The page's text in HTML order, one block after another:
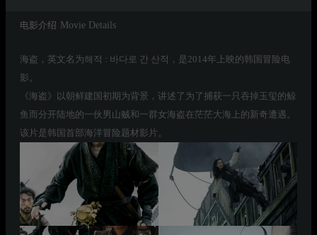
电影介绍 Movie Details
海盗，英文名为해적 : 바다로 간 산적，是2014年上映的韩国冒险电
影。
《海盗》以朝鲜建国初期为背景，讲述了为了捕获一只吞掉玉玺的鲸
鱼而分开陆地的一伙男山贼和一群女海盗在茫茫大海上的新奇遭遇。
该片是韩国首部海洋冒险题材影片。